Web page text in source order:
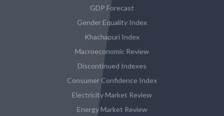
GDP Forecast
Gender Equality Index
Khachapuri Index
Macroeconomic Review
Discontinued Indexes
Consumer Confidence Index
Electricity Market Review
Energy Market Review